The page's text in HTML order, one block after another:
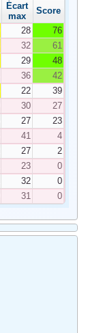
Écart
max
Score
28
76
32
61
29
48
36
42
22
39
30
27
27
23
41
4
27
2
23
0
32
0
31 0